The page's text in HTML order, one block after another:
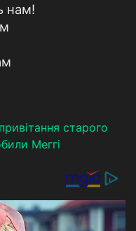
нам!
старого
Меггі